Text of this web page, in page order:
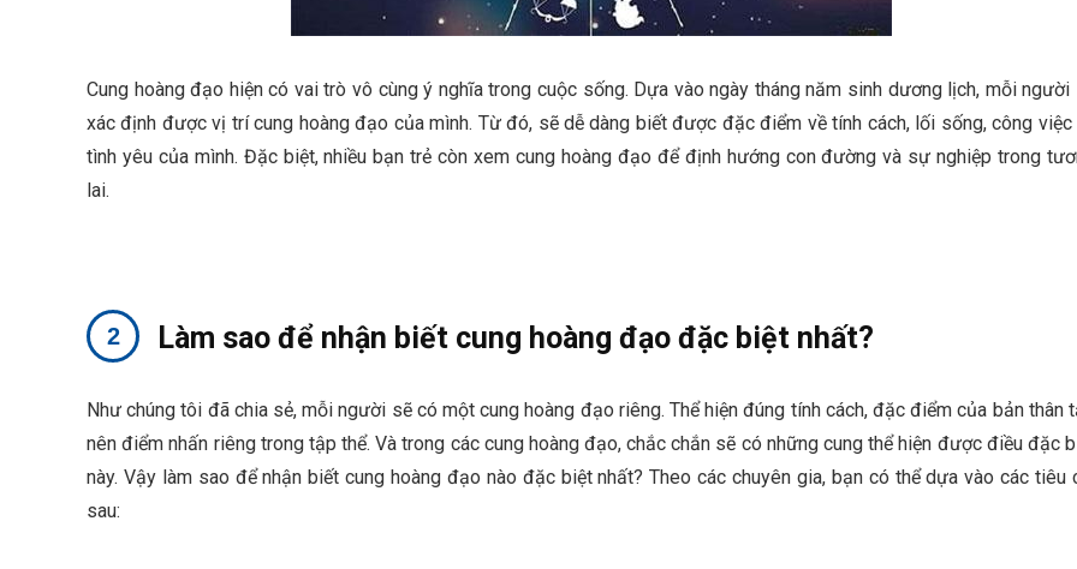
Cung hoàng đạo hiện có vai trò vô cùng ý nghĩa trong cuộc sống. Dựa vào ngày tháng năm sinh dương lịch, mỗi người
xác định được vị trí cung hoàng đạo của mình. Từ đó, sẽ dễ dàng biết được đặc điểm về tính cách, lối sống, công việc
tình yêu của mình. Đặc biệt, nhiều bạn trẻ còn xem cung hoàng đạo để định hướng con đường và sự nghiệp trong
lai.
Làm sao để nhận biết cung hoàng đạo đặc biệt nhất?
Như chúng tôi đã chia sẻ, mỗi người sẽ có một cung hoàng đạo riêng. Thể hiện đúng tính cách, đặc điểm của bản thân
nên điểm nhấn riêng trong tập thể. Và trong các cung hoàng đạo, chắc chắn sẽ có những cung thể hiện được điều đặc
này. Vậy làm sao để nhận biết cung hoàng đạo nào đặc biệt nhất? Theo các chuyên gia, bạn có thể dựa vào các tiêu
sau: